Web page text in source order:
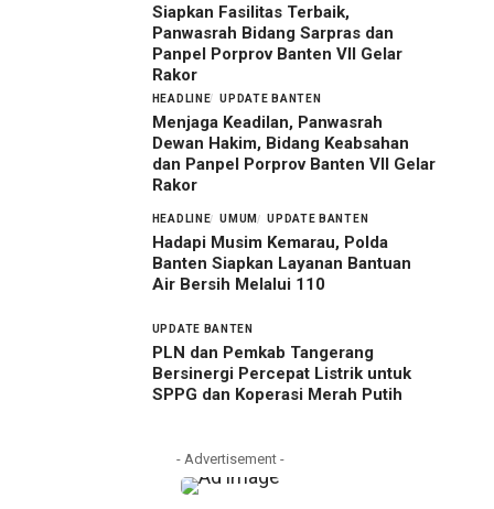
Siapkan Fasilitas Terbaik,
Panwasrah Bidang Sarpras dan
Panpel Porprov Banten VII Gelar
Rakor
HEADLINE UPDATE BANTEN
Menjaga Keadilan, Panwasrah
Dewan Hakim, Bidang Keabsahan
dan Panpel Porprov Banten VII Gelar
Rakor
HEADLINE UMUM UPDATE BANTEN
Hadapi Musim Kemarau, Polda
Banten Siapkan Layanan Bantuan
Air Bersih Melalui 110
UPDATE BANTEN
PLN dan Pemkab Tangerang
Bersinergi Percepat Listrik untuk
SPPG dan Koperasi Merah Putih
- Advertisement -